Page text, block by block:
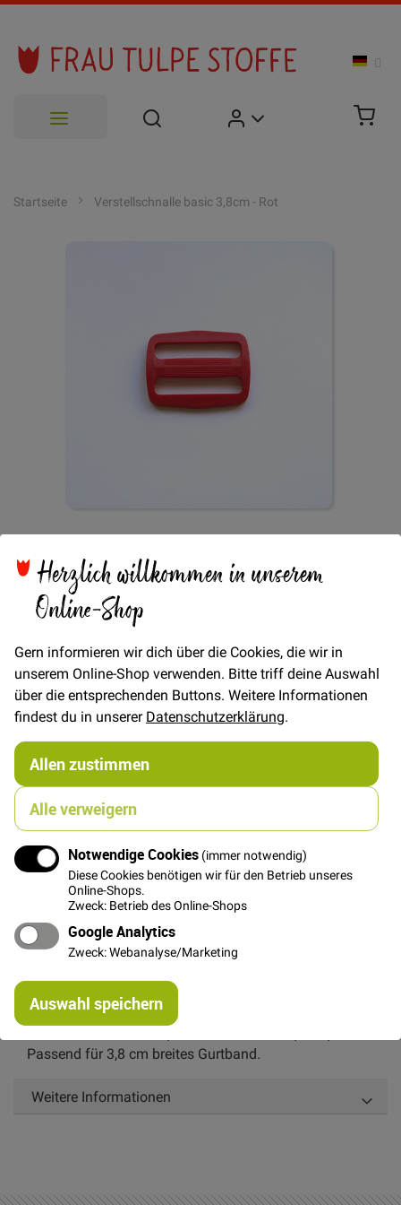
Herzlich willkommen in unserem
Online-Shop
Gern informieren wir dich über die Cookies, die wir in
unserem Online-Shop verwenden. Bitte triff deine Auswahl
über die entsprechenden Buttons. Weitere Informationen
findest du in unsererDatenschutzerklärung.
Allen zustimmen
Alle verweigern
Notwendige Cookies (immer notwendig)
Diese Cookies benötigen wir für den Betrieb unseres
Online-Shops.
Zweck: Betrieb des Online-Shops
Google Analytics
Zweck: Webanalyse/Marketing
Auswahl speichern
Startseite Verstellschnalle basic 3,8cm - Rot
Anfang
der
Bildgalerie
springen
Verstellschnalle basic
3,8cm - Rot
VerfügbarkeitAuf Lager
0,80 €
STÜCK
Menge
In den Warenkorb
Große Plastikschnalle mit Mittelstift zum Verstellen
Passend für 3,8 cm breites Gurtband.
Weitere Informationen